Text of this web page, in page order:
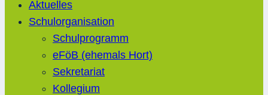
Aktuelles
Schulorganisation
Schulprogramm
eFöB (ehemals Hort)
Sekretariat
Kollegium